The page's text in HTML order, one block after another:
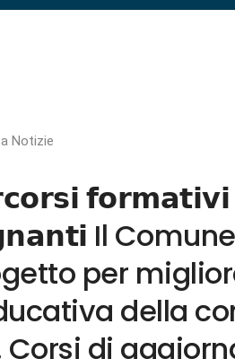
Notizie
Il
per
della
di